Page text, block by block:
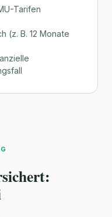
Tarifen
(z. B. 12 Monate